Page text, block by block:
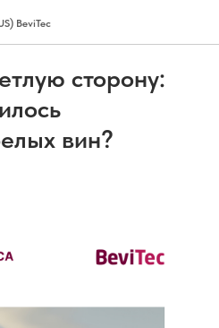
BeviTec
сторону:
вин?